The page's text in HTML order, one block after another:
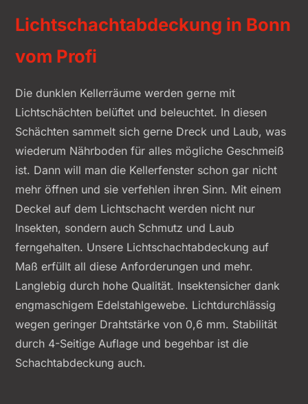
Lichtschachtabdeckung in Bonn
vom Profi
Die dunklen Kellerräume werden gerne mit
Lichtschächten belüftet und beleuchtet. In diesen
Schächten sammelt sich gerne Dreck und Laub, was
wiederum Nährboden für alles mögliche Geschmeiß
ist. Dann will man die Kellerfenster schon gar nicht
mehr öffnen und sie verfehlen ihren Sinn. Mit einem
Deckel auf dem Lichtschacht werden nicht nur
Insekten, sondern auch Schmutz und Laub
ferngehalten. Unsere Lichtschachtabdeckung auf
Maß erfüllt all diese Anforderungen und mehr.
Langlebig durch hohe Qualität. Insektensicher dank
engmaschigem Edelstahlgewebe. Lichtdurchlässig
wegen geringer Drahtstärke von 0,6 mm. Stabilität
durch 4-Seitige Auflage und begehbar ist die
Schachtabdeckung auch.